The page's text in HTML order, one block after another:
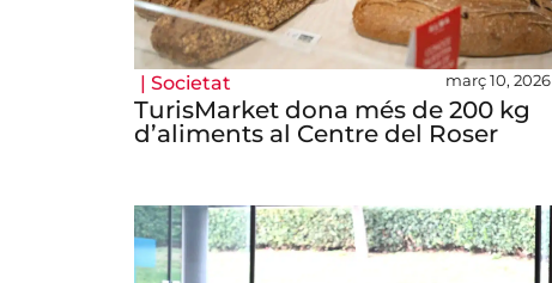
| Societat març 10, 2026
TurisMarket dona més de 200 kg
d’aliments al Centre del Roser